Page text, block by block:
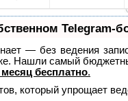
Telegram-
— без ведения
Нашли самый
бесплатно.
который упрощает